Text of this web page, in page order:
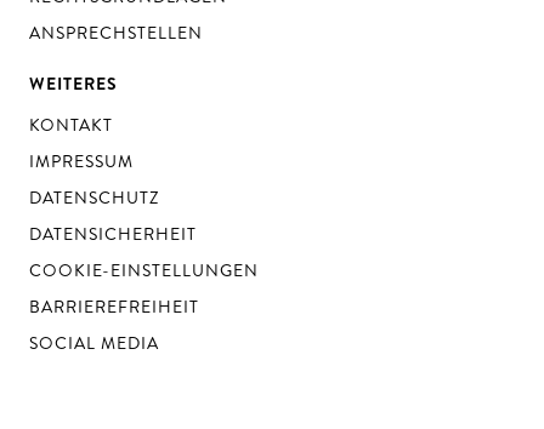
ANSPRECHSTELLEN
WEITERES
KONTAKT
IMPRESSUM
DATENSCHUTZ
DATENSICHERHEIT
COOKIE-EINSTELLUNGEN
BARRIEREFREIHEIT
SOCIAL MEDIA